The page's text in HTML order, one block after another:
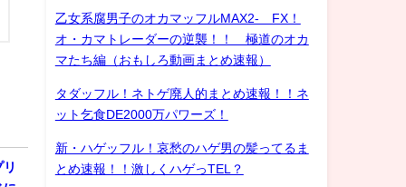
乙女系腐男子のオカマッフルMAX2- FX！
オ・カマトレーダーの逆襲！！ 極道のオカ
マたち編（おもしろ動画まとめ速報）
タダッフル！ネトゲ廃人的まとめ速報！！ネ
ット乞食DE2000万パワーズ！
新・ハゲッフル！哀愁のハゲ男の髪ってるま
とめ速報！！激しくハゲっTEL？